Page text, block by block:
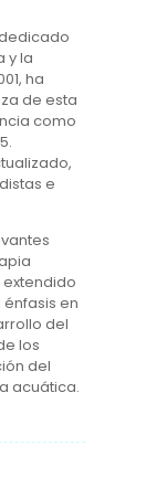
y la
ha
de esta
como
e
en
del
los
del
acuática.